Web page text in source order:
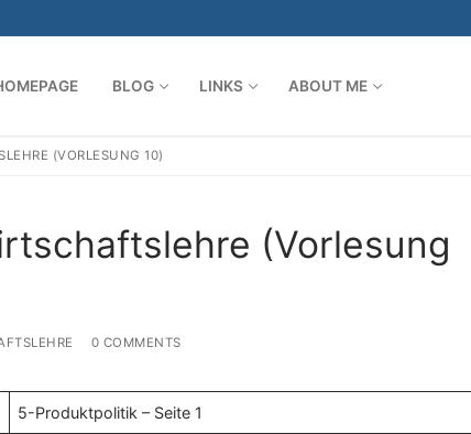
BLOG LINKS ABOUT ME
(VORLESUNG 10)
(Vorlesung
0 COMMENTS
5-Produktpolitik – Seite 1